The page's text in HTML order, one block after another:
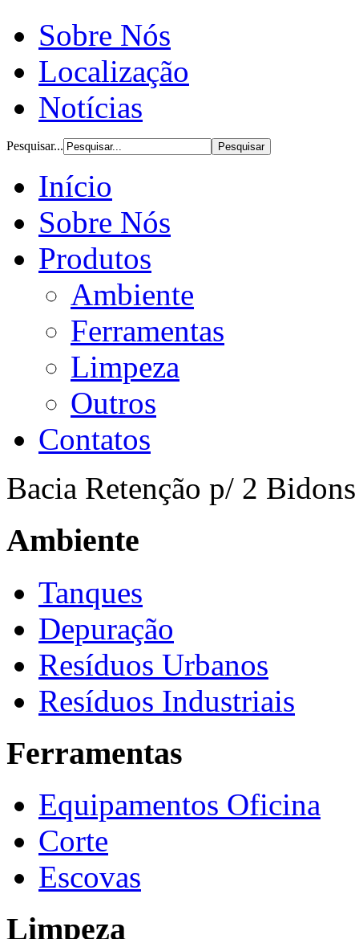
Sobre Nós
Localização
Notícias
Pesquisar...
Início
Sobre Nós
Produtos
Ambiente
Ferramentas
Limpeza
Outros
Contatos
Bacia Retenção p/ 2 Bidons
Ambiente
Tanques
Depuração
Resíduos Urbanos
Resíduos Industriais
Ferramentas
Equipamentos Oficina
Corte
Escovas
Limpeza